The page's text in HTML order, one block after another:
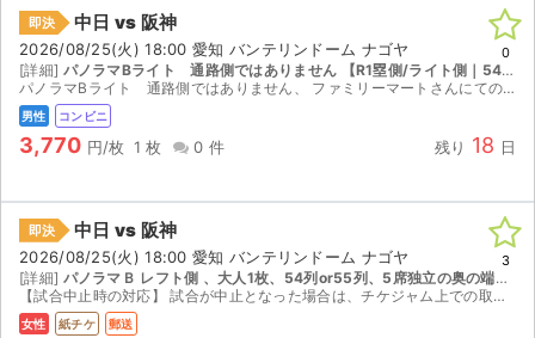
よくある質問
お知らせ
即決 中日 vs 阪神
2026/08/25(火) 18:00 愛知 バンテリンドーム ナゴヤ
[詳細] パノラマBライト 通路側ではありません 【R1塁側/ライト側｜54 ~ 61列｜座席番号441 ~ 460】
パノラマBライト 通路側ではありません、 ファミリーマートさんにての発券番号ご案内となります。
男性 コンビニ
3,770 円/枚 1 枚 0 件 残り 18 日
0
即決 中日 vs 阪神
2026/08/25(火) 18:00 愛知 バンテリンドーム ナゴヤ
[詳細] パノラマＢ レフト側 、大人1枚、54列or55列、5席独立の奥の端席(隣はコンクリートフェンス)、レターパックプラスにて送付させていただきます。 【L3塁側/レフト側｜54 ~ 61列｜座席番号501 ~ 520】
【試合中止時の対応】 試合が中止となった場合は、チケジャム上での取引キャンセルにより全額返金されます。 そのため、受取通知は試合当日の入場後にお願いいたします。 (注意点：試合開催前に受取...
女性 紙チケ 郵送
3